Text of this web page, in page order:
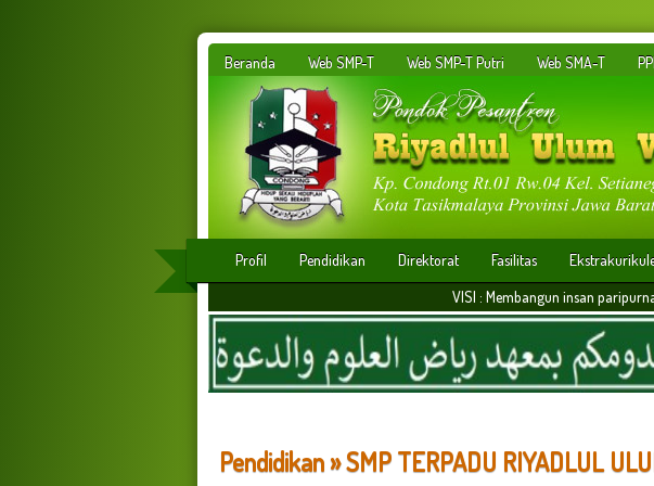
Beranda Web SMP-T Web SMP-T Putri Web SMA-T
Profil Pendidikan Direktorat Fasilitas
VISI : Membangun insan paripurna yang
Pendidikan » SMP TERPADU RIYADLUL